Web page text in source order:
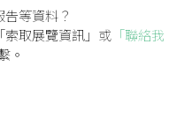
等資料？
索取展覽資訊」或 「聯絡我
。